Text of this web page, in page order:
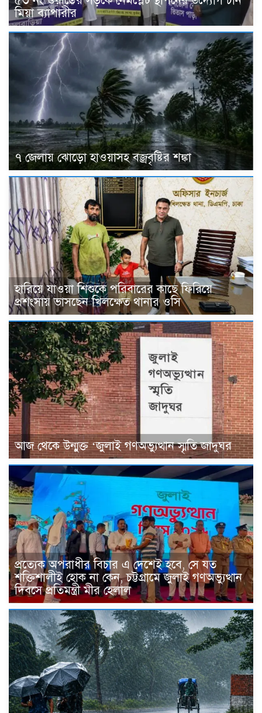
মিয়া ব্যাপারীর
৭ জেলায় ঝোড়ো হাওয়াসহ বজ্রবৃষ্টির শঙ্কা
হারিয়ে যাওয়া শিশুকে পরিবারের কাছে ফিরিয়ে
প্রশংসায় ভাসছেন খিলক্ষেত থানার ওসি
আজ থেকে উন্মুক্ত ‘জুলাই গণঅভ্যুত্থান স্মৃতি জাদুঘর
প্রত্যেক অপরাধীর বিচার এ দেশেই হবে, সে যত
শক্তিশালীই হোক না কেন, চট্টগ্রামে জুলাই গণঅভ্যুত্থান
দিবসে প্রতিমন্ত্রী মীর হেলাল